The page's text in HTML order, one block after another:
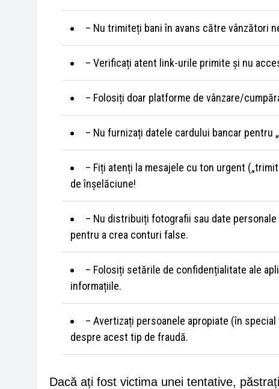
– Nu trimiteți bani în avans către vânzători
– Verificați atent link-urile primite și nu
– Folosiți doar platforme de vânzare/
– Nu furnizați datele cardului bancar pentru
– Fiți atenți la mesajele cu ton urgent
de înșelăciune!
– Nu distribuiți fotografii sau date
pentru a crea conturi false.
– Folosiți setările de confidențialitate ale
informațiile.
– Avertizați persoanele apropiate (în
despre acest tip de fraudă.
Dacă ați fost victima unei tentative,